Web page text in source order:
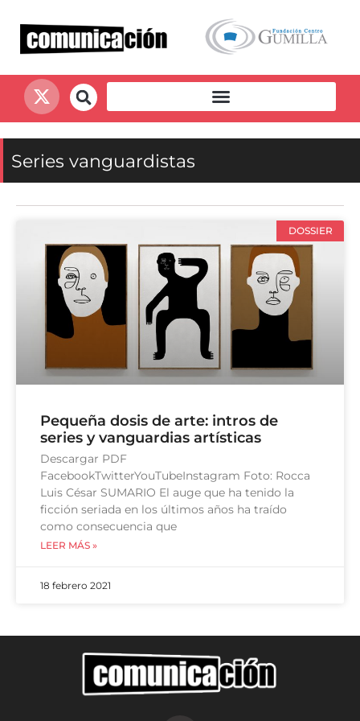
Series vanguardistas
DOSSIER
Pequeña dosis de arte: intros de
series y vanguardias artísticas
Descargar PDF
FacebookTwitterYouTubeInstagram Foto: Rocca
Luis César SUMARIO El auge que ha tenido la
ficción seriada en los últimos años ha traído
como consecuencia que
LEER MÁS »
18 febrero 2021